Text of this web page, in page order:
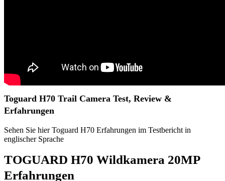
Toguard H70 Trail Camera Test, Review &
Erfahrungen
Sehen Sie hier Toguard H70 Erfahrungen im Testbericht in
englischer Sprache
TOGUARD H70 Wildkamera 20MP
Erfahrungen